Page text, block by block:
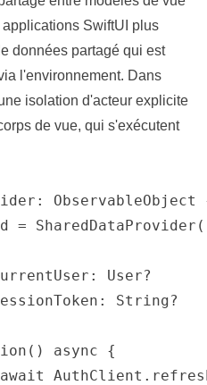
SwiftUI plus
données partagé qui est
l'environnement. Dans
isolation d'acteur explicite
de vue, qui s'exécutent
ObservableObject
=
User?
String?
async {